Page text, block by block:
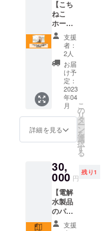
いただ
けま
す。
トを駆
使して
誰でも
実践で
きる再
現性の
高い新
規集
客・リ
ピート
集客の
手法に
ついて
お教え
ビジネ
スオー
ナーが
対象で
す。"
※zoom
開催 ※
【こち
ねこ
ホーム
ページ
で支援
企業と
して企
業名と
ロゴを
紹介】
一般社
団法人
こちね
この
ホーム
ページ
援企業
さまの
名称や
ロゴ、
業務内
容等を
ご紹介
支援
者：
2人
お届
け予
定：
2023
年04
月
詳細を見る
こ
の
リ
タ
ー
ン
を
選
択
す
る
30,
000 円
残り1
【電解
水製品
のパン
フレッ
支援